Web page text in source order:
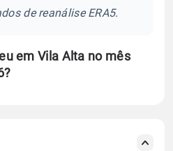
de reanálise ERA5.
em Vila Alta no mês